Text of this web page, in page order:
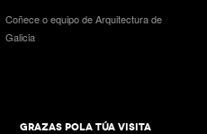
Coñece o equipo de Arquitectura de
Galicia
GRAZAS POLA TÚA VISITA